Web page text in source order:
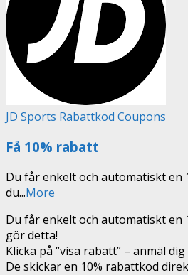
JD Sports Rabattkod Coupons
Få 10% rabatt
Du får enkelt och automatiskt en
du...More
Du får enkelt och automatiskt en
gör detta!
Klicka på “visa rabatt” – anmäl
De skickar en 10% rabattkod